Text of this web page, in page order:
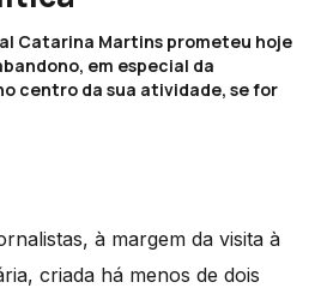
Catarina Martins prometeu hoje
em especial da
centro da sua atividade, se for
à margem da visita à
criada há menos de dois